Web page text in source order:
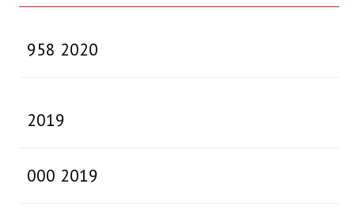
958 2020
2019
000 2019